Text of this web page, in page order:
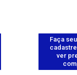
Faça
ver